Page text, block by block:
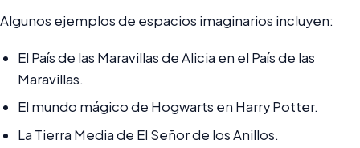
Algunos ejemplos de espacios imaginarios incluyen:
El País de las Maravillas de Alicia en el País de las
Maravillas.
El mundo mágico de Hogwarts en Harry Potter.
La Tierra Media de El Señor de los Anillos.